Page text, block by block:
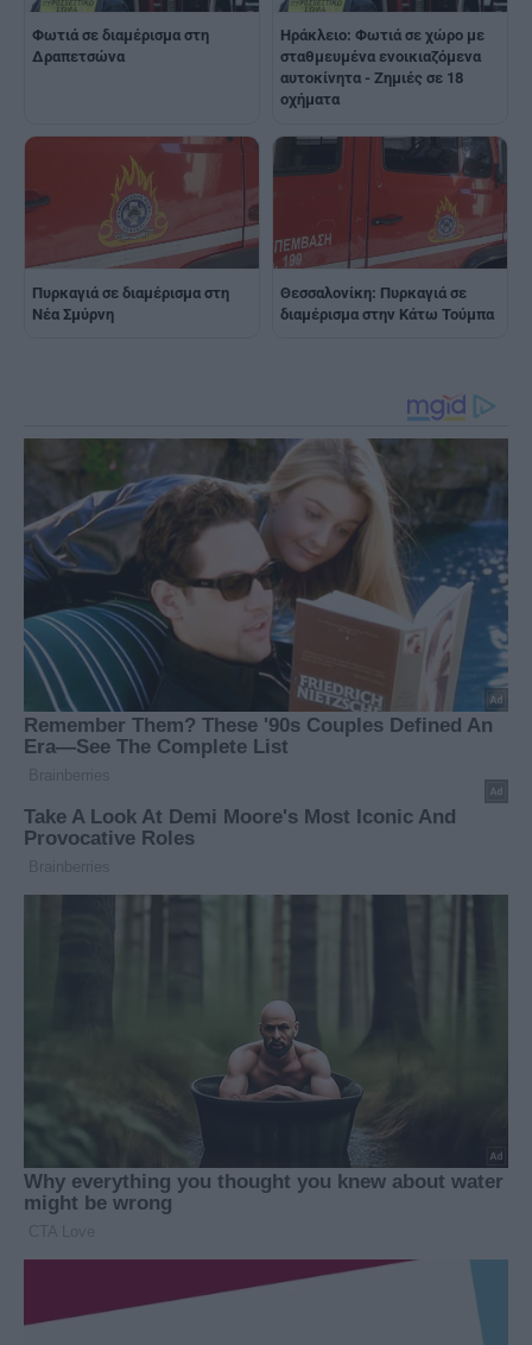
Φωτιά σε διαμέρισμα στη
Δραπετσώνα
Ηράκλειο: Φωτιά σε χώρο με
σταθμευμένα ενοικιαζόμενα
αυτοκίνητα - Ζημιές σε 18
οχήματα
Πυρκαγιά σε διαμέρισμα στη
Νέα Σμύρνη
Θεσσαλονίκη: Πυρκαγιά σε
διαμέρισμα στην Κάτω Τούμπα